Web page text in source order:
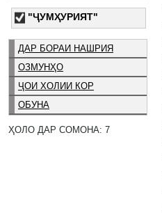
"ҶУМҲУРИЯТ"
ДАР БОРАИ НАШРИЯ
ОЗМУНҲО
ҶОИ ХОЛИИ КОР
ОБУНА
ҲОЛО ДАР СОМОНА: 7